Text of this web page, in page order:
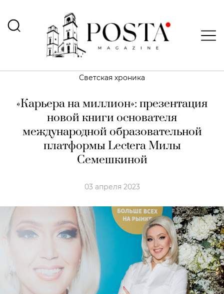
Светская хроника
«Карьера на миллион»: презентация
новой книги основателя
международной образовательной
платформы Lectera Милы
Семешкиной
03 апреля 2023